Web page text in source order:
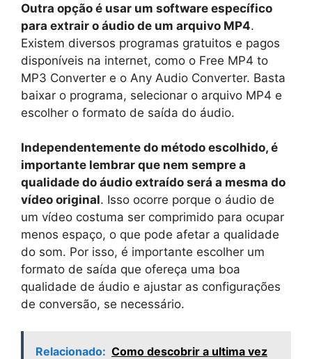
Outra opção é usar um software específico
para extrair o áudio de um arquivo MP4.
Existem diversos programas gratuitos e pagos
disponíveis na internet, como o Free MP4 to
MP3 Converter e o Any Audio Converter. Basta
baixar o programa, selecionar o arquivo MP4 e
escolher o formato de saída do áudio.
Independentemente do método escolhido, é
importante lembrar que nem sempre a
qualidade do áudio extraído será a mesma do
vídeo original. Isso ocorre porque o áudio de
um vídeo costuma ser comprimido para ocupar
menos espaço, o que pode afetar a qualidade
do som. Por isso, é importante escolher um
formato de saída que ofereça uma boa
qualidade de áudio e ajustar as configurações
de conversão, se necessário.
Relacionado: Como descobrir a ultima vez